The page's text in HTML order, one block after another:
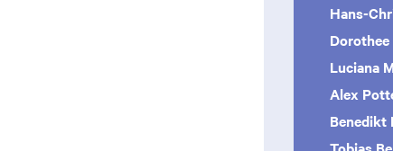
Hans-
Luciana
Alex
Benedikt